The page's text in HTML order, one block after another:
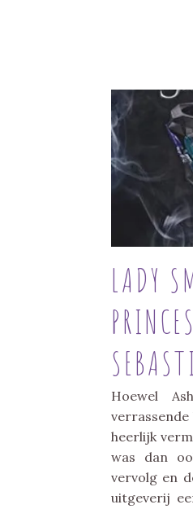
LADY
Hoewel
verrassende
heerlijk
was dan
vervolg en
uitgeverij